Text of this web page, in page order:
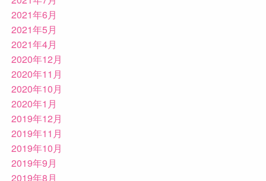
2021年6月
2021年5月
2021年4月
2020年12月
2020年11月
2020年10月
2020年1月
2019年12月
2019年11月
2019年10月
2019年9月
2019年8月